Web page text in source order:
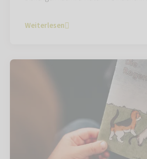
Weiterlesen